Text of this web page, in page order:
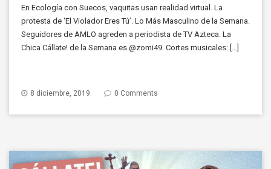
En Ecología con Suecos, vaquitas usan realidad virtual. La
protesta de ‘El Violador Eres Tú’. Lo Más Masculino de la Semana.
Seguidores de AMLO agreden a periodista de TV Azteca. La
Chica Cállate! de la Semana es @zomi49. Cortes musicales: […]
8 diciembre, 2019 0 Comments